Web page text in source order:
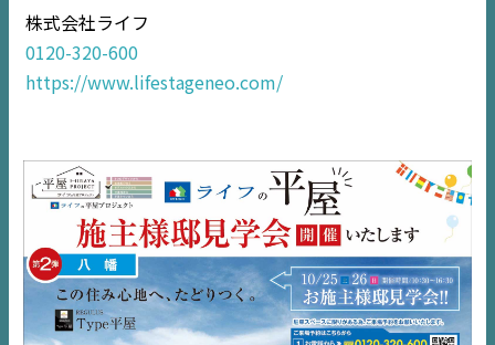
TOP
EVENT
住宅情報誌ミッケル
市原エリア
千葉エリア
株式会社ライフ
0120-320-600
https://www.lifestageneo.com/